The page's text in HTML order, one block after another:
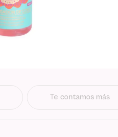
Te contamos más